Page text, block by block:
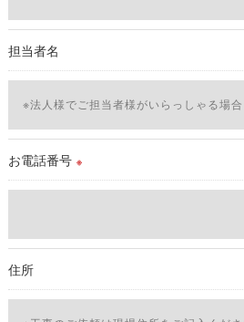
外部に委託する場合があります。
これらの委託先に対しては個人情報保
適切な監督を行います。
＜個人情報の安全管理＞
当社では、個人情報の漏洩等がなさ
理対策を実施します。
をご提供できない場合がございます
＜個人情報の開示･訂正・削除･利用
担当者名
お電話番号 ※
住所